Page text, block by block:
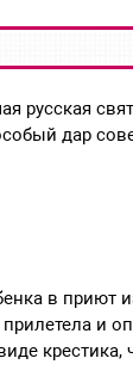
русская
дар
в приют
и